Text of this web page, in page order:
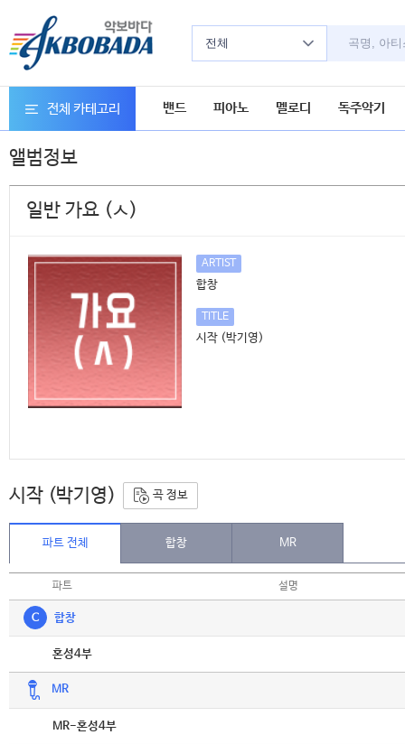
전체
전체 카테고리 밴드 피아노 멜로디 독주악기
앨범정보
일반 가요 (ㅅ)
ARTIST
합창
TITLE
시작 (박기영)
시작 (박기영) 곡 정보
파트 전체 합창 MR
파트 설명
C 합창
혼성4부
MR
MR-혼성4부